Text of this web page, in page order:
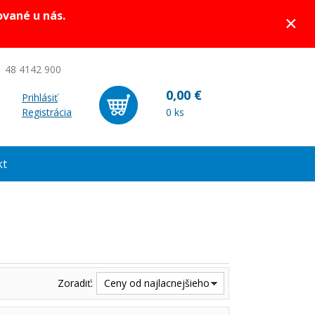
u nás. ×
4142 900
Prihlásiť
Registrácia
0,00 €
0 ks
Zoradiť: Ceny od najlacnejšieho